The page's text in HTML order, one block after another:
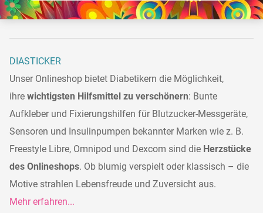
DIASTICKER
Unser Onlineshop bietet Diabetikern die Möglichkeit,
ihre wichtigsten Hilfsmittel zu verschönern: Bunte
Aufkleber und Fixierungshilfen für Blutzucker-Messgeräte,
Sensoren und Insulinpumpen bekannter Marken wie z. B.
Freestyle Libre, Omnipod und Dexcom sind die Herzstücke
des Onlineshops. Ob blumig verspielt oder klassisch – die
Motive strahlen Lebensfreude und Zuversicht aus.
Mehr erfahren...